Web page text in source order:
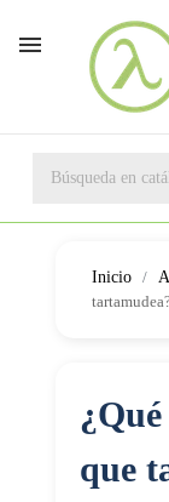

Inicio
que